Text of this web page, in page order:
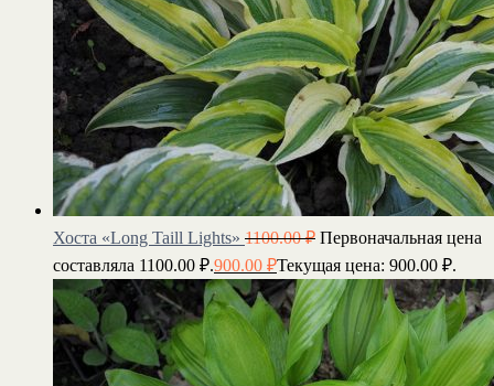
Хоста «Long Taill Lights» 1100.00₽ Первоначальная цена
составляла 1100.00 ₽.900.00 ₽Текущая цена: 900.00 ₽.